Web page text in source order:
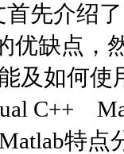
先介绍了
优缺点，
能及如
C++
特点